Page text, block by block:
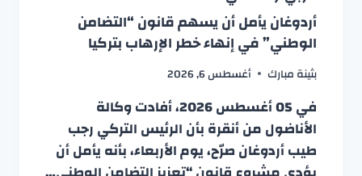
أردوغان يأمل أن يسهم قانون “التضامن
الوطني” في إنهاء خطر الإرهاب بتركيا
بثينة مبارك أغسطس 6, 2026
في 05 أغسطس 2026، أفادت وكالة
الأناضول من أنقرة بأن الرئيس التركي رجب
طيب أردوغان صرّح، يوم الأربعاء، بأنه يأمل أن